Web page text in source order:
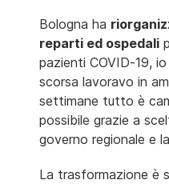
Bologna ha
reparti ed ospedali
pazienti COVID-19,
scorsa lavoravo in
settimane tutto è
possibile grazie a
governo regionale e
La trasformazione è